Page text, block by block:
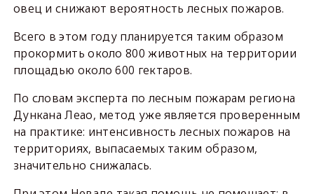
овец и снижают вероятность лесных пожаров.
Всего в этом году планируется таким образом
прокормить около 800 животных на территории
площадью около 600 гектаров.
По словам эксперта по лесным пожарам региона
Дункана Леао, метод уже является проверенным
на практике: интенсивность лесных пожаров на
территориях, выпасаемых таким образом,
значительно снижалась.